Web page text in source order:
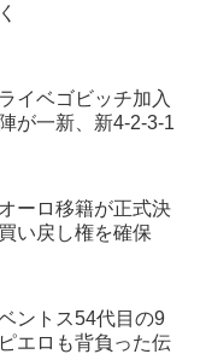
イベゴビッチ加入
が一新、新4-2-3-1
ーロ移籍が正式決
い戻し権を確保
ントス54代目の9
エロも背負った伝